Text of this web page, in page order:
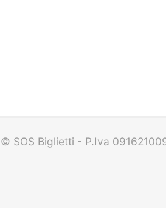
© SOS Biglietti - P.Iva